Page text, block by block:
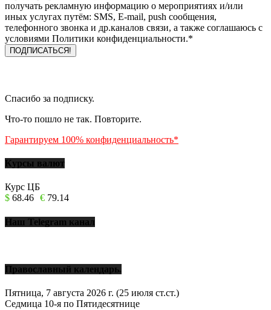
получать рекламную информацию о мероприятиях и/или
иных услугах путём: SMS, E-mail, push сообщения,
телефонного звонка и др.каналов связи, а также соглашаюсь с
условиями Политики конфиденциальности.*
Спасибо за подписку.
Что-то пошло не так. Повторите.
Гарантируем 100% конфиденциальность*
Курсы валют
Курс ЦБ
$ 68.46 € 79.14
Наш Telegram канал
Православный календарь.
Пятница, 7 августа 2026 г. (25 июля ст.ст.)
Седмица 10-я по Пятидесятнице